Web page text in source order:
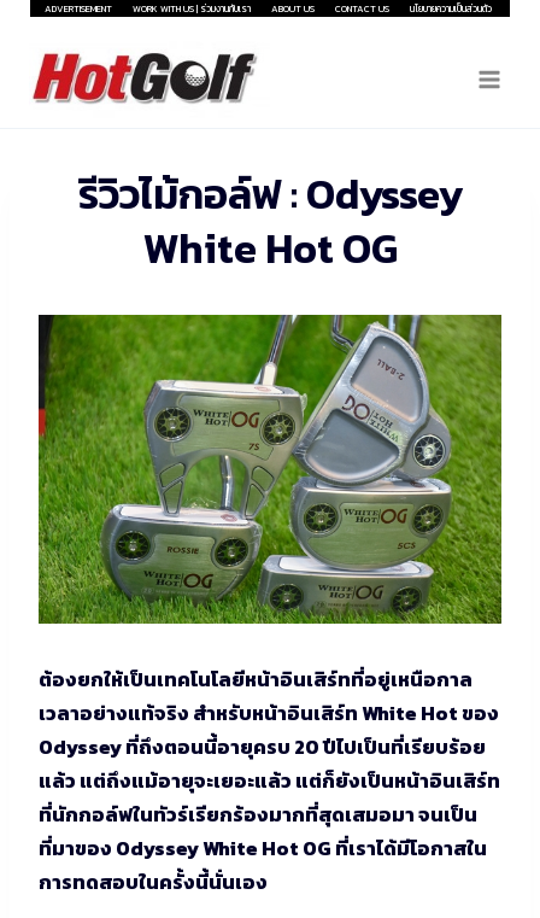
Skip
content
ADVERTISEMENT WORK WITH US | ร่วมงานกับเรา ABOUT US CONTACT US นโยบายความเป็นส่วนตัว
รีวิวไม้กอล์ฟ : Odyssey
White Hot OG
ต้องยกให้เป็นเทคโนโลยีหน้าอินเสิร์ทที่อยู่เหนือกาล
เวลาอย่างแท้จริง สำหรับหน้าอินเสิร์ท White Hot ของ
Odyssey ที่ถึงตอนนี้อายุครบ 20 ปีไปเป็นที่เรียบร้อย
แล้ว แต่ถึงแม้อายุจะเยอะแล้ว แต่ก็ยังเป็นหน้าอินเสิร์ท
ที่นักกอล์ฟในทัวร์เรียกร้องมากที่สุดเสมอมา จนเป็น
ที่มาของ Odyssey White Hot OG ที่เราได้มีโอกาสใน
การทดสอบในครั้งนี้นั่นเอง